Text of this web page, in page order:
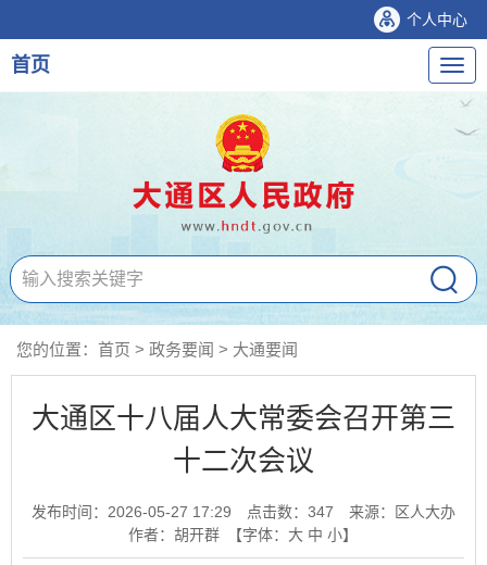
个人中心
导
航
首页
您的位置： 首页 > 政务要闻 > 大通要闻
大通区十八届人大常委会召开第三
十二次会议
发布时间：2026-05-27 17:29 点击数： 347
来源：区人大办
作者：胡开群
【字体： 大 中 小】